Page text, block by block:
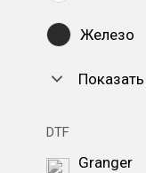
Железо
DTF
Granger